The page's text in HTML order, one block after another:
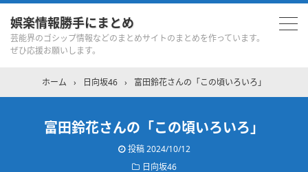
娯楽情報勝手にまとめ
芸能界のゴシップ情報などのまとめサイトのまとめを作っています。
ぜひ応援お願いします。
ホーム › 日向坂46 › 富田鈴花さんの「この頃いろいろ」
富田鈴花さんの「この頃いろいろ」
投稿2024/10/12
日向坂46